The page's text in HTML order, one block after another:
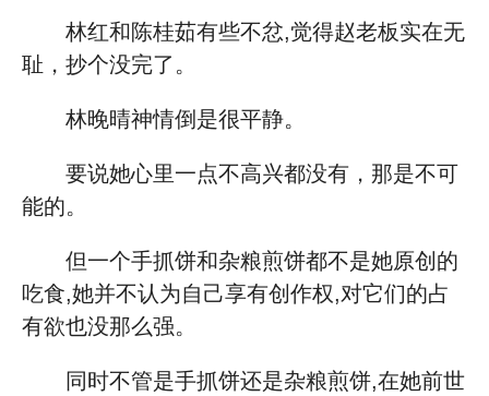
林红和陈桂茹有些不忿,觉得赵老板实在无
耻，抄个没完了。
林晚晴神情倒是很平静。
要说她心里一点不高兴都没有，那是不可
能的。
但一个手抓饼和杂粮煎饼都不是她原创的
吃食,她并不认为自己享有创作权,对它们的占
有欲也没那么强。
同时不管是手抓饼还是杂粮煎饼,在她前世